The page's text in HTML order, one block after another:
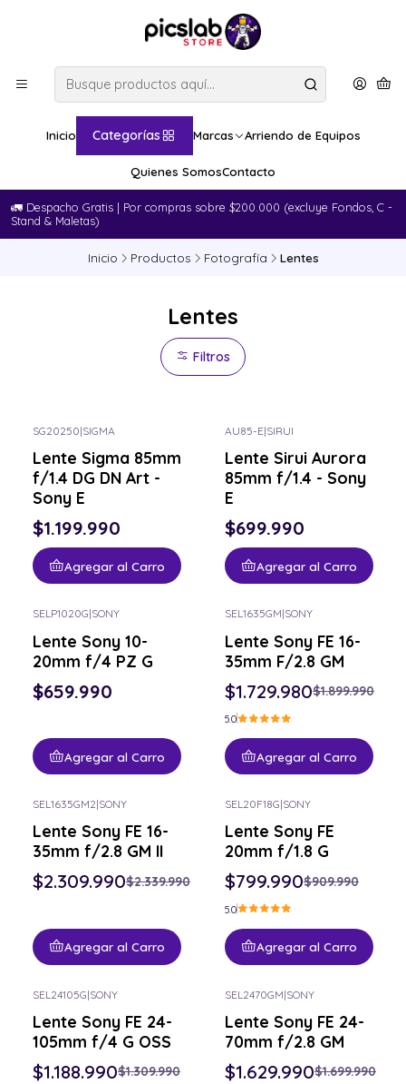
Inicio Categorías Marcas Arriendo de Equipos
Quienes SomosContacto
🚛​ Despacho Gratis | Por compras sobre $200.000 (excluye Fondos, C -
Stand & Maletas)
Inicio Productos Fotografía Lentes
Lentes
Filtros
SG20250|SIGMA
Lente Sigma 85mm
f/1.4 DG DN Art -
Sony E
$1.199.990
Agregar al Carro
AU85-E|SIRUI
Lente Sirui Aurora
85mm f/1.4 - Sony
E
$699.990
Agregar al Carro
SELP1020G|SONY
Lente Sony 10-
20mm f/4 PZ G
$659.990
Agregar al Carro
SEL1635GM|SONY
Lente Sony FE 16-
35mm F/2.8 GM
$1.729.980$1.899.990
5.0
Agregar al Carro
SEL1635GM2|SONY
Lente Sony FE 16-
35mm f/2.8 GM II
$2.309.990$2.339.990
Agregar al Carro
SEL20F18G|SONY
Lente Sony FE
20mm f/1.8 G
$799.990$909.990
5.0
Agregar al Carro
SEL24105G|SONY
Lente Sony FE 24-
105mm f/4 G OSS
$1.188.990$1.309.990
SEL2470GM|SONY
Lente Sony FE 24-
70mm f/2.8 GM
$1.629.990$1.699.990